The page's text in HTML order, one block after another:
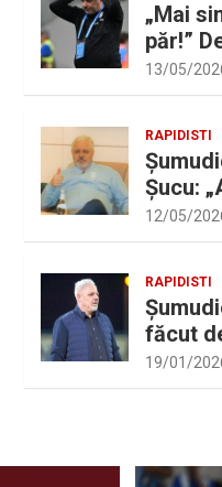
„Mai
păr!”
lui
Daniel
13/05/
RAPIDISTI
Șucu:
12/05/
RAPIDISTI
făcut
am
19/01/